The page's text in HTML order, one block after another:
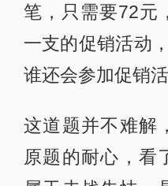
笔，只需要72元
一支的促销活动
谁还会参加促销
这道题并不难解
原题的耐心，看